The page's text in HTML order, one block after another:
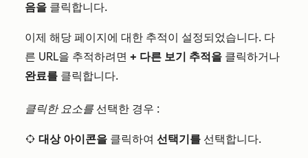
음을 클릭합니다.
이제 해당 페이지에 대한 추적이 설정되었습니다. 다
른 URL을 추적하려면 + 다른 보기 추적을 클릭하거나
완료를 클릭합니다.
클릭한 요소를 선택한 경우 :
audienceTargeting 대상 아이콘을 클릭하여 선택기를 선택합니다.